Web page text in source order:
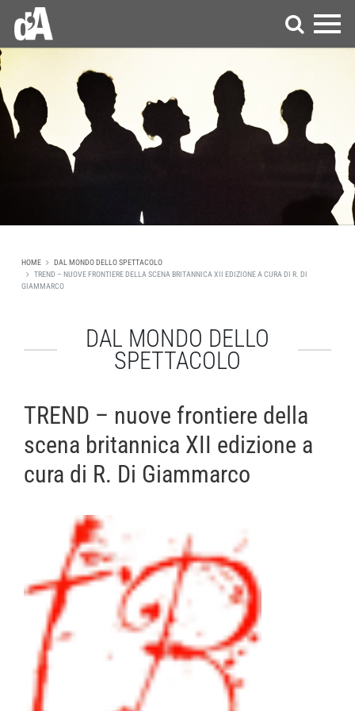
HOME
DAL MONDO DELLO SPETTACOLO
TREND – NUOVE FRONTIERE DELLA SCENA BRITANNICA XII EDIZIONE A CURA DI R. DI
GIAMMARCO
DAL MONDO DELLO
SPETTACOLO
TREND – nuove frontiere della
scena britannica XII edizione a
cura di R. Di Giammarco